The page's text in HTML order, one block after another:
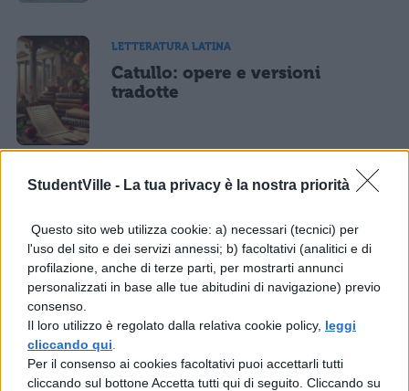
StudentVille - La tua privacy è la nostra priorità
Questo sito web utilizza cookie: a) necessari (tecnici) per
l'uso del sito e dei servizi annessi; b) facoltativi (analitici e di
profilazione, anche di terze parti, per mostrarti annunci
personalizzati in base alle tue abitudini di navigazione) previo
consenso.
Il loro utilizzo è regolato dalla relativa cookie policy, leggi
cliccando qui
Per il consenso ai cookies facoltativi puoi accettarli tutti
cliccando sul bottone Accetta tutti qui di seguito. Cliccando su
LETTERATURA LATINA
Catullo: opere e versioni
tradotte
LETTERATURA LATINA
tradotte
LETTERATURA LATINA
Sallustio: opere e versioni
tradotte